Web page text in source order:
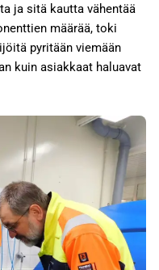
ja sitä kautta vähentää
määrää, toki
pyritään viemään
kuin asiakkaat haluavat